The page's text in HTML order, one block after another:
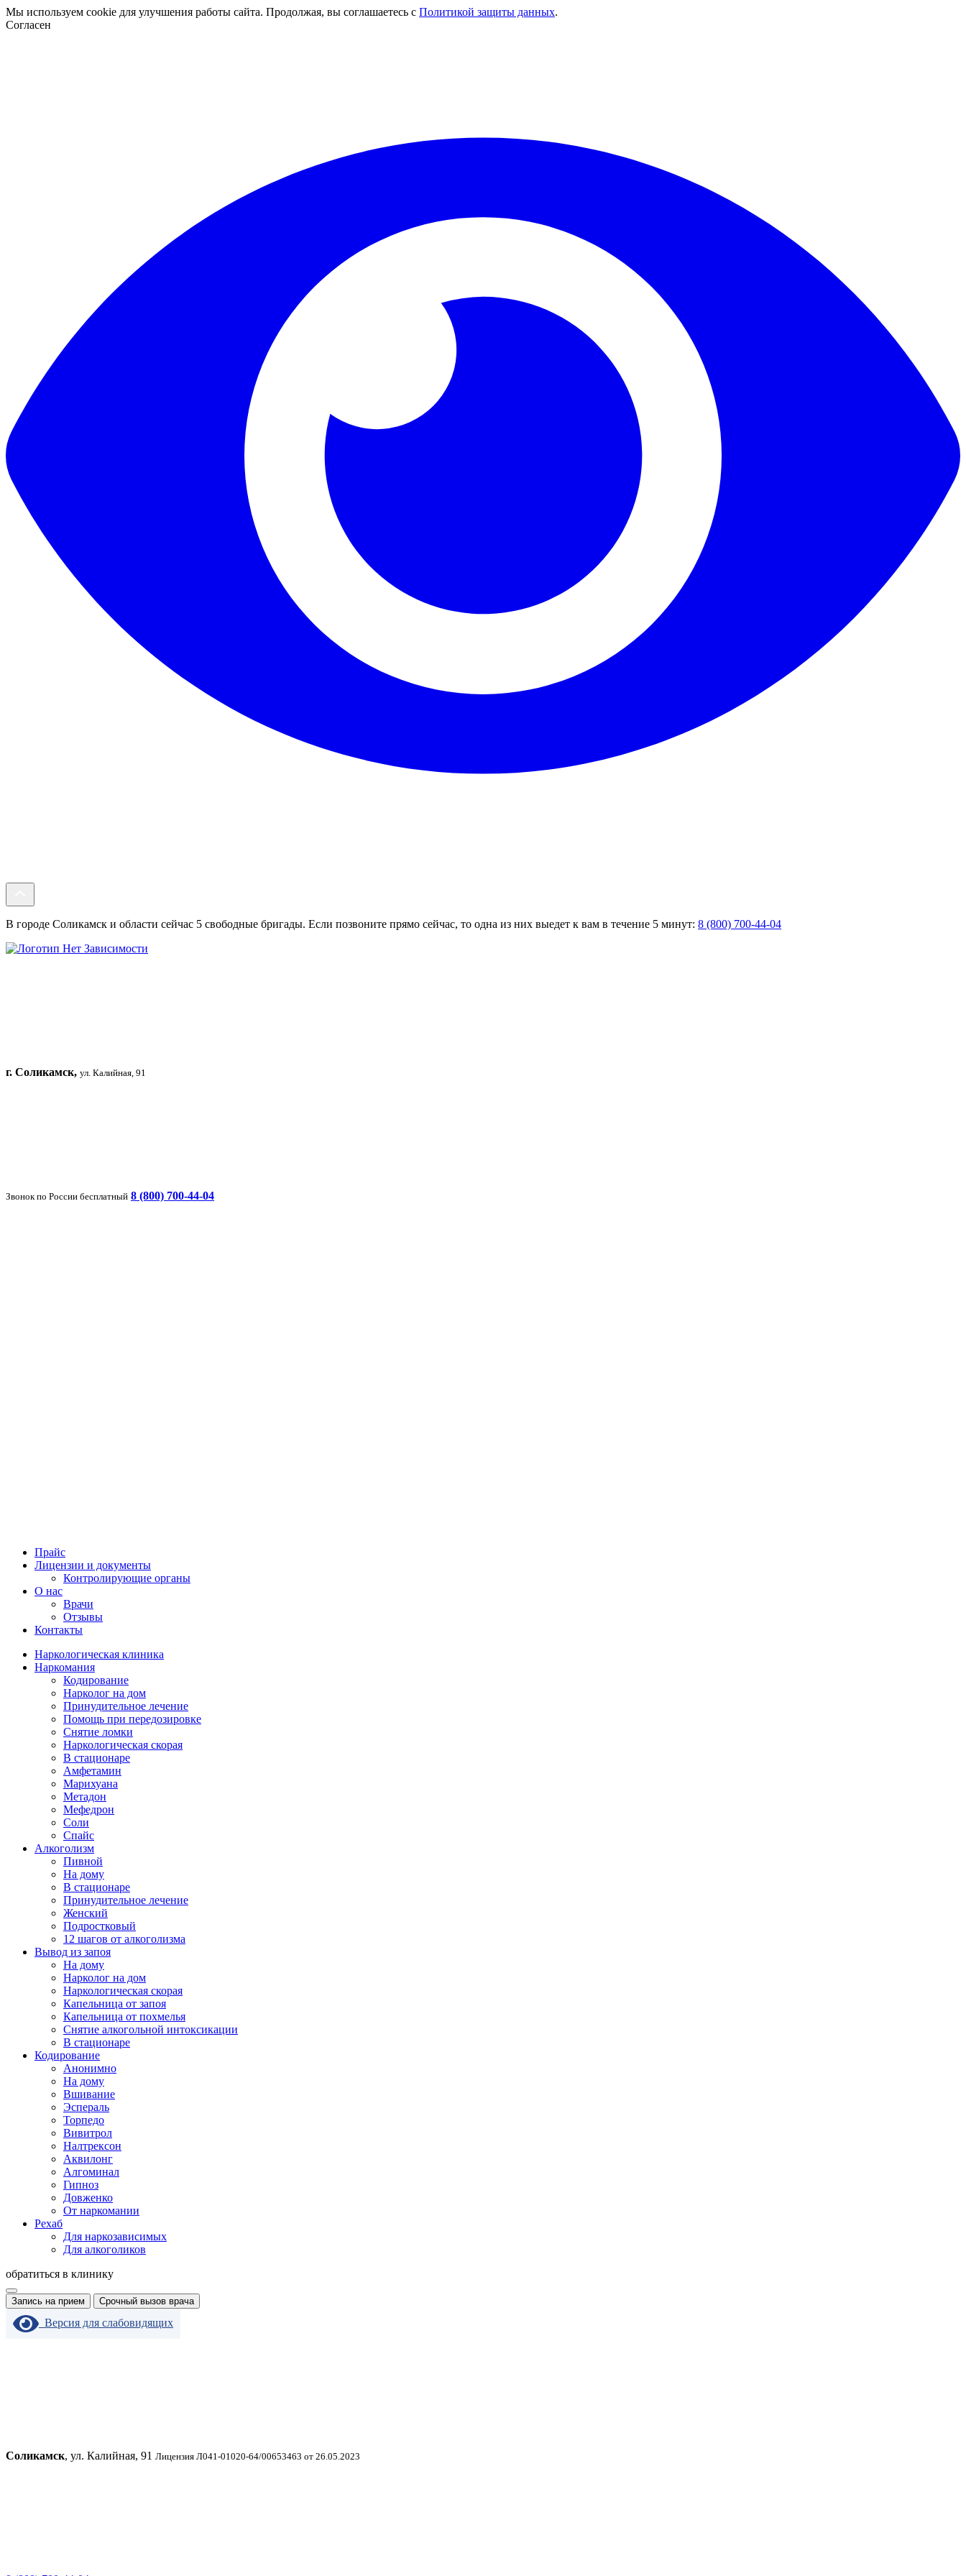
Мы используем cookie для улучшения работы сайта. Продолжая, вы соглашаетесь с Политикой защиты данных.
Согласен
В городе Соликамск и области сейчас 5 свободные бригады. Если позвоните прямо сейчас, то одна из них выедет к вам в течение 5 минут: 8 (800) 700-44-04
г. Соликамск, ул. Калийная, 91
Звонок по России бесплатный 8 (800) 700-44-04
Прайс
Лицензии и документы
Контролирующие органы
О нас
Врачи
Отзывы
Контакты
Наркологическая клиника
Наркомания
Кодирование
Нарколог на дом
Принудительное лечение
Помощь при передозировке
Снятие ломки
Наркологическая скорая
В стационаре
Амфетамин
Марихуана
Метадон
Мефедрон
Соли
Спайс
Алкоголизм
Пивной
На дому
В стационаре
Принудительное лечение
Женский
Подростковый
12 шагов от алкоголизма
Вывод из запоя
На дому
Нарколог на дом
Наркологическая скорая
Капельница от запоя
Капельница от похмелья
Снятие алкогольной интоксикации
В стационаре
Кодирование
Анонимно
На дому
Вшивание
Эспераль
Торпедо
Вивитрол
Налтрексон
Аквилонг
Алгоминал
Гипноз
Довженко
От наркомании
Рехаб
Для наркозависимых
Для алкоголиков
обратиться в клинику
Запись на прием Срочный вызов врача
Версия для слабовидящих
Соликамск, ул. Калийная, 91 Лицензия Л041-01020-64/00653463 от 26.05.2023